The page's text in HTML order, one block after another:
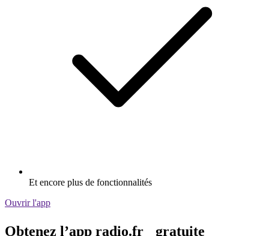
Et encore plus de fonctionnalités
Ouvrir l'app
Obtenez l’app radio.fr gratuite